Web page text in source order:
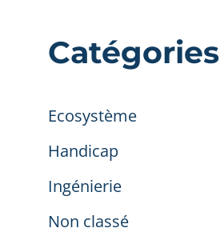
Catégories
Ecosystème
Handicap
Ingénierie
Non classé